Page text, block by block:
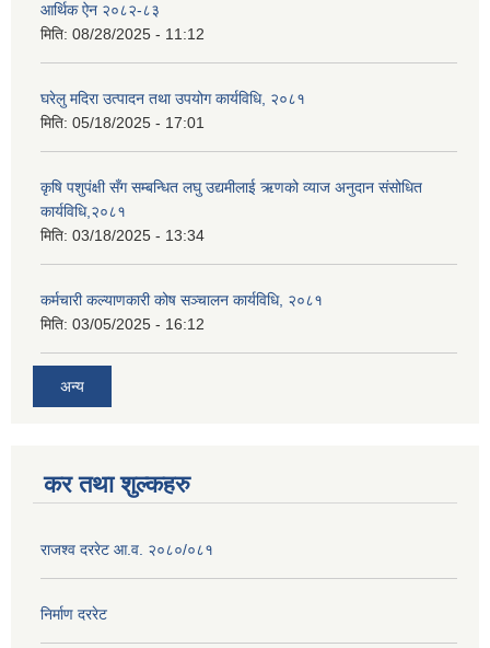
आर्थिक ऐन २०८२-८३
मिति: 08/28/2025 - 11:12
घरेलु मदिरा उत्पादन तथा उपयोग कार्यविधि, २०८१
मिति: 05/18/2025 - 17:01
कृषि पशुपंक्षी सँग सम्बन्धित लघु उद्यमीलाई ऋणको व्याज अनुदान संसोधित
कार्यविधि,२०८१
मिति: 03/18/2025 - 13:34
कर्मचारी कल्याणकारी कोष सञ्चालन कार्यविधि, २०८१
मिति: 03/05/2025 - 16:12
अन्य
कर तथा शुल्कहरु
राजश्व दररेट आ.व. २०८०/०८१
निर्माण दररेट